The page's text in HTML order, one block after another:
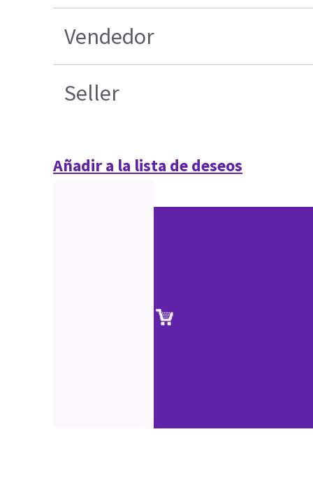
Vendedor
Seller
Añadir a la lista de deseos